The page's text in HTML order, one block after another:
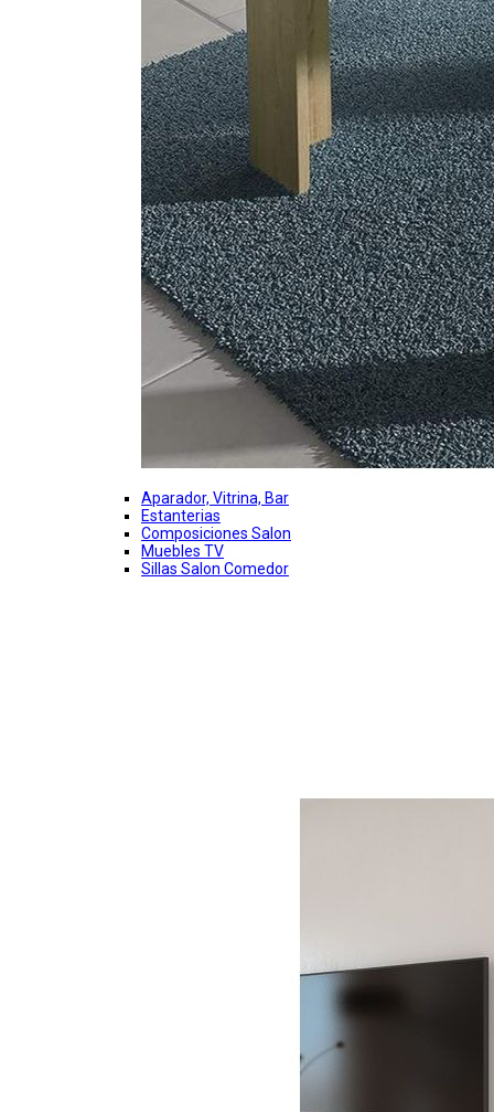
Aparador, Vitrina, Bar
Estanterias
Composiciones Salon
Muebles TV
Sillas Salon Comedor